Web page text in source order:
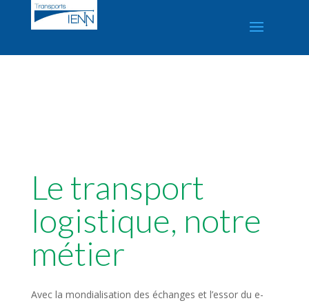
Le transport
logistique, notre
métier
Avec la mondialisation des échanges et l’essor du e-